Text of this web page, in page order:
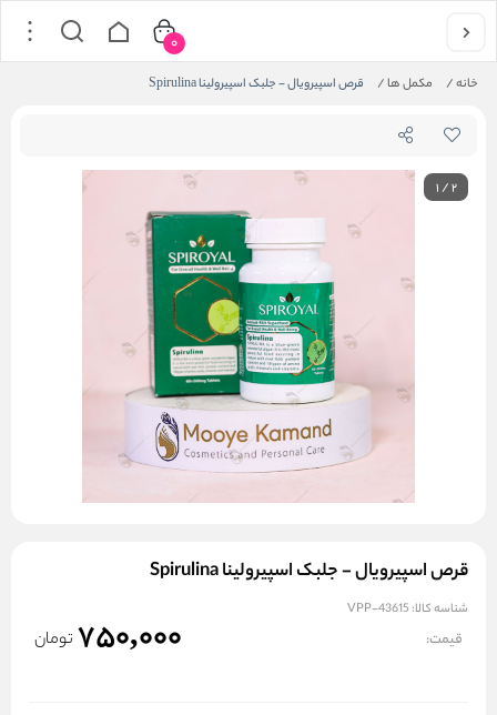
خانه/ مکمل ها/ قرص اسپیرویال - جلبک اسپیرولینا Spirulina
0
1/2
قرص اسپیرویال - جلبک اسپیرولینا Spirulina
شناسه کالا: VPP-43615
قیمت: 750,000 تومان